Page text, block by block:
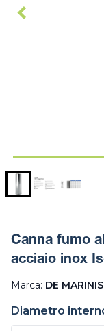
Canna fumo
acciaio inox
Marca: DE MARINIS
Diametro